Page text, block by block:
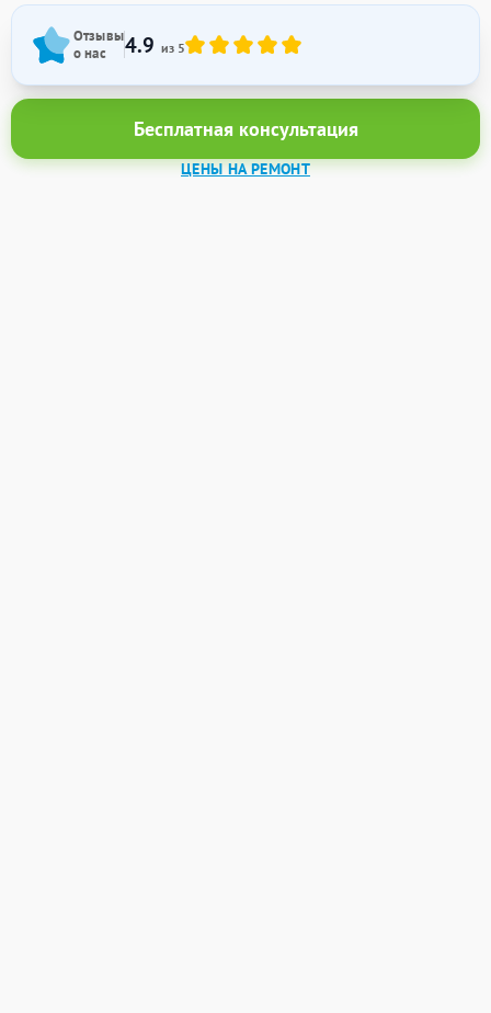
Отзывы
о нас
4.9 из 5
Бесплатная консультация
ЦЕНЫ НА РЕМОНТ